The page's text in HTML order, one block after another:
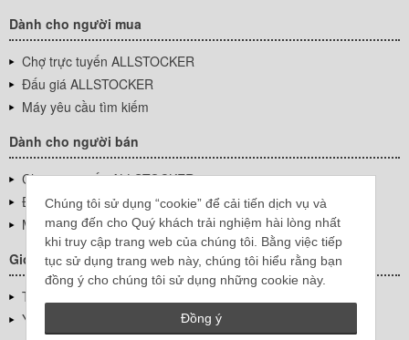
Chúng tôi sử dụng “cookie” để cải tiến dịch vụ và
mang đến cho Quý khách trải nghiệm hài lòng nhất
khi truy cập trang web của chúng tôi. Bằng việc tiếp
tục sử dụng trang web này, chúng tôi hiểu rằng bạn
đồng ý cho chúng tôi sử dụng những cookie này.
Đồng ý
Dành cho người mua
Chợ trực tuyến ALLSTOCKER
Đấu giá ALLSTOCKER
Máy yêu cầu tìm kiếm
Dành cho người bán
Chợ trực tuyến ALLSTOCKER
Đấu giá ALLSTOCKER
Máy yêu cầu tìm kiếm
Giới thiệu công ty
Thông tin về doanh nghiệp
YUTAKA Inc.